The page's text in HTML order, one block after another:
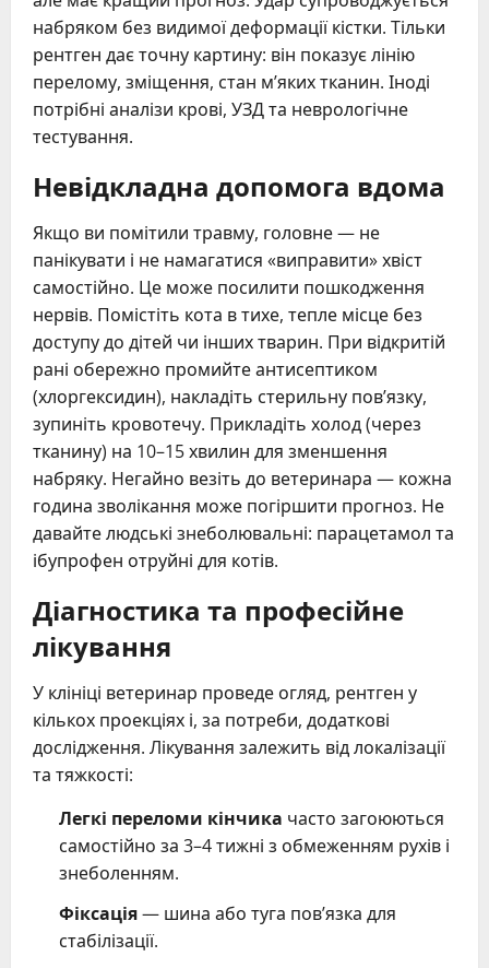
набряком без видимої деформації кістки. Тільки
рентген дає точну картину: він показує лінію
перелому, зміщення, стан м’яких тканин. Іноді
потрібні аналізи крові, УЗД та неврологічне
тестування.
Невідкладна допомога вдома
Якщо ви помітили травму, головне — не
панікувати і не намагатися «виправити» хвіст
самостійно. Це може посилити пошкодження
нервів. Помістіть кота в тихе, тепле місце без
доступу до дітей чи інших тварин. При відкритій
рані обережно промийте антисептиком
(хлоргексидин), накладіть стерильну пов’язку,
зупиніть кровотечу. Прикладіть холод (через
тканину) на 10–15 хвилин для зменшення
набряку. Негайно везіть до ветеринара — кожна
година зволікання може погіршити прогноз. Не
давайте людські знеболювальні: парацетамол та
ібупрофен отруйні для котів.
Діагностика та професійне
лікування
У клініці ветеринар проведе огляд, рентген у
кількох проекціях і, за потреби, додаткові
дослідження. Лікування залежить від локалізації
та тяжкості:
Легкі переломи кінчика часто загоюються
самостійно за 3–4 тижні з обмеженням рухів і
знеболенням.
Фіксація— шина або туга пов’язка для
стабілізації.